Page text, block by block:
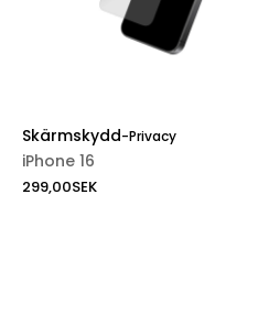
Skärmskydd-Privacy
iPhone 16
299,00SEK